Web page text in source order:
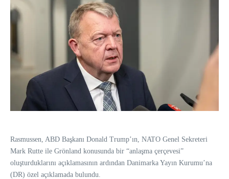
Rasmussen, ABD Başkanı Donald Trump’ın, NATO Genel Sekreteri
Mark Rutte ile Grönland konusunda bir “anlaşma çerçevesi”
oluşturduklarını açıklamasının ardından Danimarka Yayın Kurumu’na
(DR) özel açıklamada bulundu.